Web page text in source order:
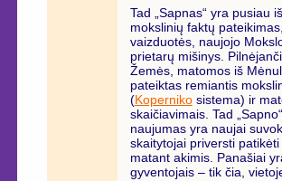
Tad „Sapnas“ yra pusiau
mokslinių faktų
vaizduotės, naujojo
prietarų mišinys.
Žemės, matomos iš
pateiktas remiantis
(Kopernikosistema) ir
skaičiavimais. Tad
naujumas yra naujai
skaitytojai priversti
matant akimis. Panašiai
gyventojais – tik čia,